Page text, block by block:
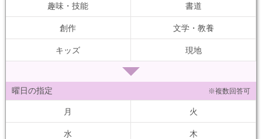
趣味・技能 書道
創作 文学・教養
キッズ 現地
曜日の指定 ※複数回答可
月 火
水 木